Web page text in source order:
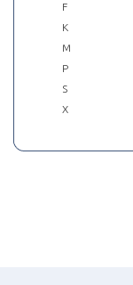
F
K
M
P
S
X